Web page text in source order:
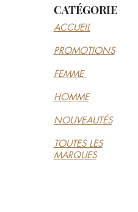
CATÉGORIE
ACCUEIL
PROMOTIONS
FEMME
HOMME
NOUVEAUTÉS
TOUTES LES
MARQUES